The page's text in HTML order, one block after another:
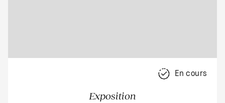
En cours
Exposition